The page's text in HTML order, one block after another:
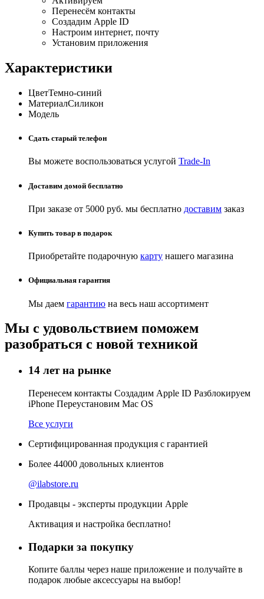
Перенесём контакты
Создадим Apple ID
Настроим интернет, почту
Установим приложения
Характеристики
ЦветТемно-синий
МатериалСиликон
Модель
Сдать старый телефон
Вы можете воспользоваться услугой Trade-In
Доставим домой бесплатно
При заказе от 5000 руб. мы бесплатно доставим заказ
Купить товар в подарок
Приобретайте подарочную карту нашего магазина
Официальная гарантия
Мы даем гарантию на весь наш ассортимент
Мы с удовольствием поможем
разобраться с новой техникой
14 лет на рынке
Перенесем контакты Создадим Apple ID Разблокируем
iPhone Переустановим Mac OS
Все услуги
Сертифицированная продукция с гарантией
Более 44000 довольных клиентов
@ilabstore.ru
Продавцы - эксперты продукции Apple
Активация и настройка бесплатно!
Подарки за покупку
Копите баллы через наше приложение и получайте в
подарок любые аксессуары на выбор!